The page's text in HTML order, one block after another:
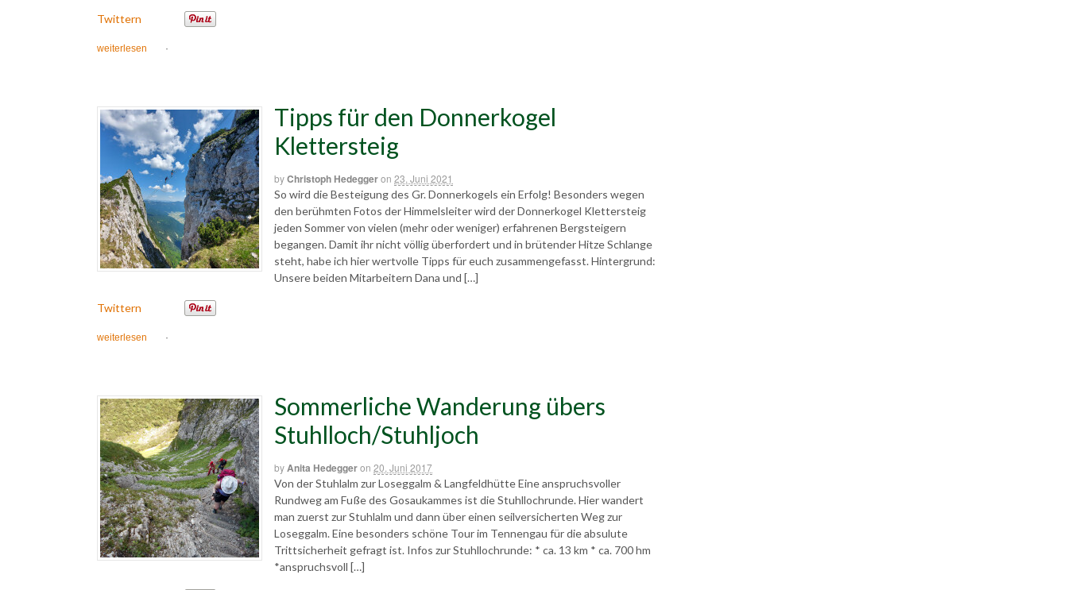
Twittern
weiterlesen ·
Tipps für den Donnerkogel
Klettersteig
byChristoph Hedeggeron 23. Juni 2021
So wird die Besteigung des Gr. Donnerkogels ein Erfolg! Besonders wegen
den berühmten Fotos der Himmelsleiter wird der Donnerkogel Klettersteig
jeden Sommer von vielen (mehr oder weniger) erfahrenen Bergsteigern
begangen. Damit ihr nicht völlig überfordert und in brütender Hitze Schlange
steht, habe ich hier wertvolle Tipps für euch zusammengefasst. Hintergrund:
Unsere beiden Mitarbeitern Dana und […]
Twittern
weiterlesen ·
Sommerliche Wanderung übers
Stuhlloch/Stuhljoch
byAnita Hedeggeron 20. Juni 2017
Von der Stuhlalm zur Loseggalm & Langfeldhütte Eine anspruchsvoller
Rundweg am Fuße des Gosaukammes ist die Stuhllochrunde. Hier wandert
man zuerst zur Stuhlalm und dann über einen seilversicherten Weg zur
Loseggalm. Eine besonders schöne Tour im Tennengau für die absulute
Trittsicherheit gefragt ist. Infos zur Stuhllochrunde: * ca. 13 km * ca. 700 hm
*anspruchsvoll […]